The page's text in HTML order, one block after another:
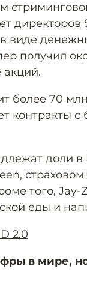
директоров
виде
получил
более 70
контракты
доли в
того,
еды и
2.0
в мире,